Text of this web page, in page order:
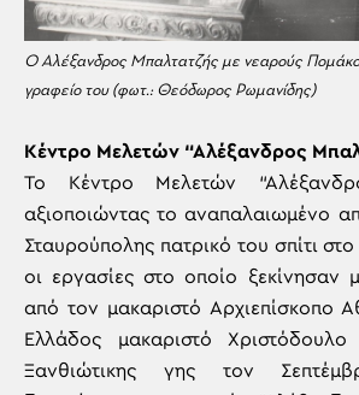
Ο Αλέξανδρος Μπαλτατζής με νεαρούς
γραφείο του (φωτ.: Θεόδωρος Ρωμανίδης)
Κέντρο Μελετών “Αλέξανδρος
Το Κέντρο Μελετών
αξιοποιώντας το αναπαλαιωμένο
Σταυρούπολης πατρικό του σπίτι
οι εργασίες στο οποίο ξεκίνησαν
από τον μακαριστό Αρχιεπίσκοπο
Ελλάδος μακαριστό
Ξανθιώτικης γης τον